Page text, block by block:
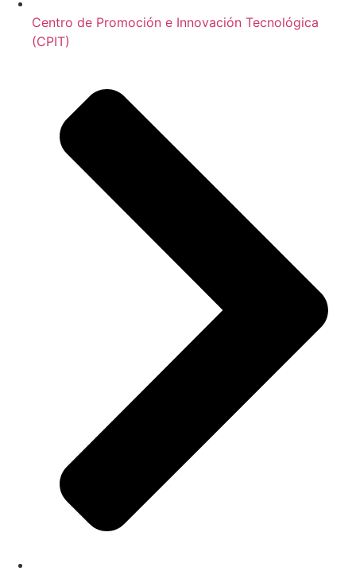
Centro de Promoción e Innovación Tecnológica
(CPIT)